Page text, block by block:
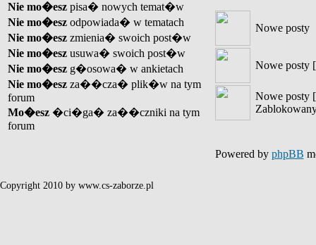
Nie mo�esz pisa� nowych temat�w
Nie mo�esz odpowiada� w tematach
Nie mo�esz zmienia� swoich post�w
Nie mo�esz usuwa� swoich post�w
Nie mo�esz g�osowa� w ankietach
Nie mo�esz za��cza� plik�w na tym
forum
Mo�esz �ci�ga� za��czniki na tym
forum
Nowe posty
Nowe posty
Nowe posty [
Powered by phpBB
Copyright 2010 by www.cs-zaborze.pl